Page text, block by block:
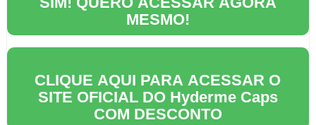
MESMO!
CLIQUE AQUI PARA ACESSAR O
SITE OFICIAL DO Hyderme Caps
COM DESCONTO